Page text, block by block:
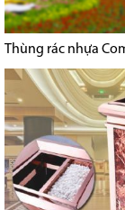
Thùng rác nhựa